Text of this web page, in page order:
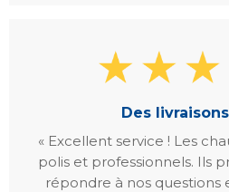
Des
« Excellent service ! Les
polis et professionnels. Ils
répondre à nos questions